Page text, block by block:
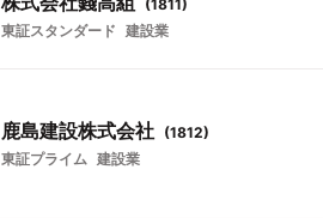
(1811)
東証スタンダード 建設業
鹿島建設株式会社 (1812)
東証プライム 建設業